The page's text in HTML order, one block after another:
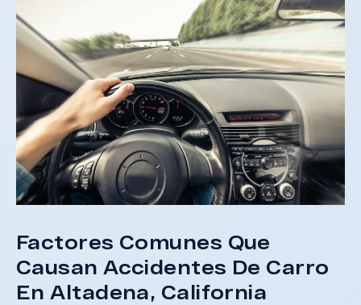
Factores Comunes Que
Causan Accidentes De Carro
En Altadena, California